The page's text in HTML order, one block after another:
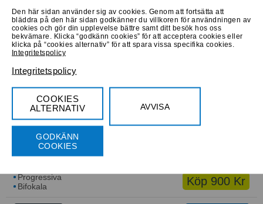
Köp 580 Kr
Progressiva
Bifokala
Låna hem
Köp 900 Kr
Progressiva
Bifokala
Den här sidan använder sig av cookies. Genom att fortsätta att
bläddra på den här sidan godkänner du villkoren för användningen av
cookies och gör din upplevelse bättre samt ditt besök hos oss
bekvämare. Klicka “godkänn cookies” för att acceptera cookies eller
klicka på “cookies alternativ” för att spara vissa specifika cookies.
Integritetspolicy
Integritetspolicy
COOKIES
ALTERNATIV
AVVISA
GODKÄNN
COOKIES